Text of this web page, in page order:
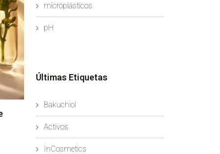
microplásticos
pH
Últimas Etiquetas
Bakuchiol
Activos
InCosmetics